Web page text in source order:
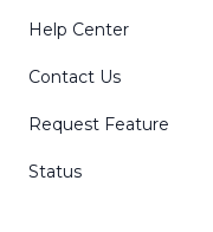
Help Center
Contact Us
Request Feature
Status